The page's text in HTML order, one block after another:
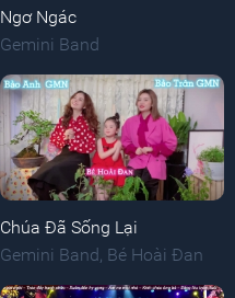
Ngơ Ngác
Gemini Band
Chúa Đã Sống Lại
Gemini Band, Bé Hoài Đan